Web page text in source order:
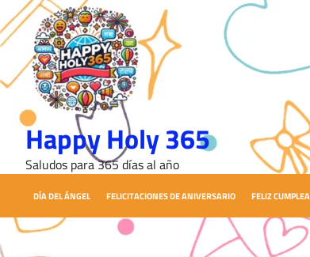
Skip
to
content
Happy Holy 365
Saludos para 365 días al año
DÍA DEL ÁNGEL FELICITACIONES DE ANIVERSARIO FELIZ